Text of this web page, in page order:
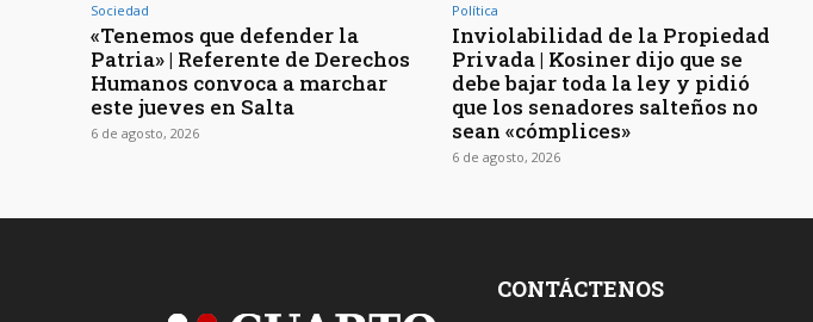
Sociedad
«Tenemos que defender la
Patria» | Referente de Derechos
Humanos convoca a marchar
este jueves en Salta
6 de agosto, 2026
Política
Inviolabilidad de la Propiedad
Privada | Kosiner dijo que se
debe bajar toda la ley y pidió
que los senadores salteños no
sean «cómplices»
6 de agosto, 2026
CONTÁCTENOS